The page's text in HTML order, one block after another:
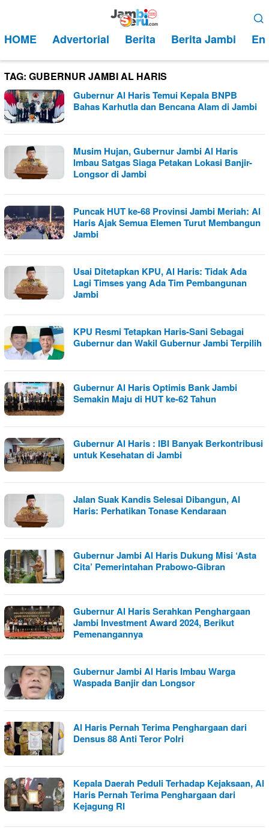
kontenMobile
HOME Advertorial Berita Berita Jambi
TAG: GUBERNUR JAMBI AL HARIS
Gubernur Al Haris Temui Kepala BNPB
Bahas Karhutla dan Bencana Alam di Jambi
Musim Hujan, Gubernur Jambi Al Haris
Imbau Satgas Siaga Petakan Lokasi Banjir-
Longsor di Jambi
Puncak HUT ke-68 Provinsi Jambi Meriah: Al
Haris Ajak Semua Elemen Turut Membangun
Jambi
Usai Ditetapkan KPU, Al Haris: Tidak Ada
Lagi Timses yang Ada Tim Pembangunan
Jambi
KPU Resmi Tetapkan Haris-Sani Sebagai
Gubernur dan Wakil Gubernur Jambi Terpilih
Gubernur Al Haris Optimis Bank Jambi
Semakin Maju di HUT ke-62 Tahun
Gubernur Al Haris : IBI Banyak Berkontribusi
untuk Kesehatan di Jambi
Jalan Suak Kandis Selesai Dibangun, Al
Haris: Perhatikan Tonase Kendaraan
Gubernur Jambi Al Haris Dukung Misi ‘Asta
Cita’ Pemerintahan Prabowo-Gibran
Gubernur Al Haris Serahkan Penghargaan
Jambi Investment Award 2024, Berikut
Pemenangannya
Gubernur Jambi Al Haris Imbau Warga
Waspada Banjir dan Longsor
Al Haris Pernah Terima Penghargaan dari
Densus 88 Anti Teror Polri
Kepala Daerah Peduli Terhadap Kejaksaan, Al
Haris Pernah Terima Penghargaan dari
Kejagung RI